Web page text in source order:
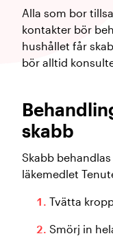
Alla som bor
kontakter bör
hushållet får
bör alltid
skabb
Skabb
läkemedlet
Tvätta
Smörj in